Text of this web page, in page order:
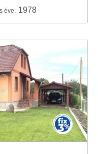
éve: 1978